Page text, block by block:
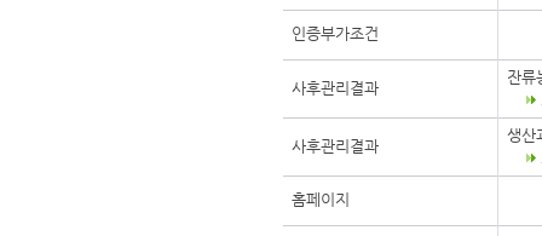
인증부가조건
사후관리결과
잔류
사후관리결과
생산
홈페이지